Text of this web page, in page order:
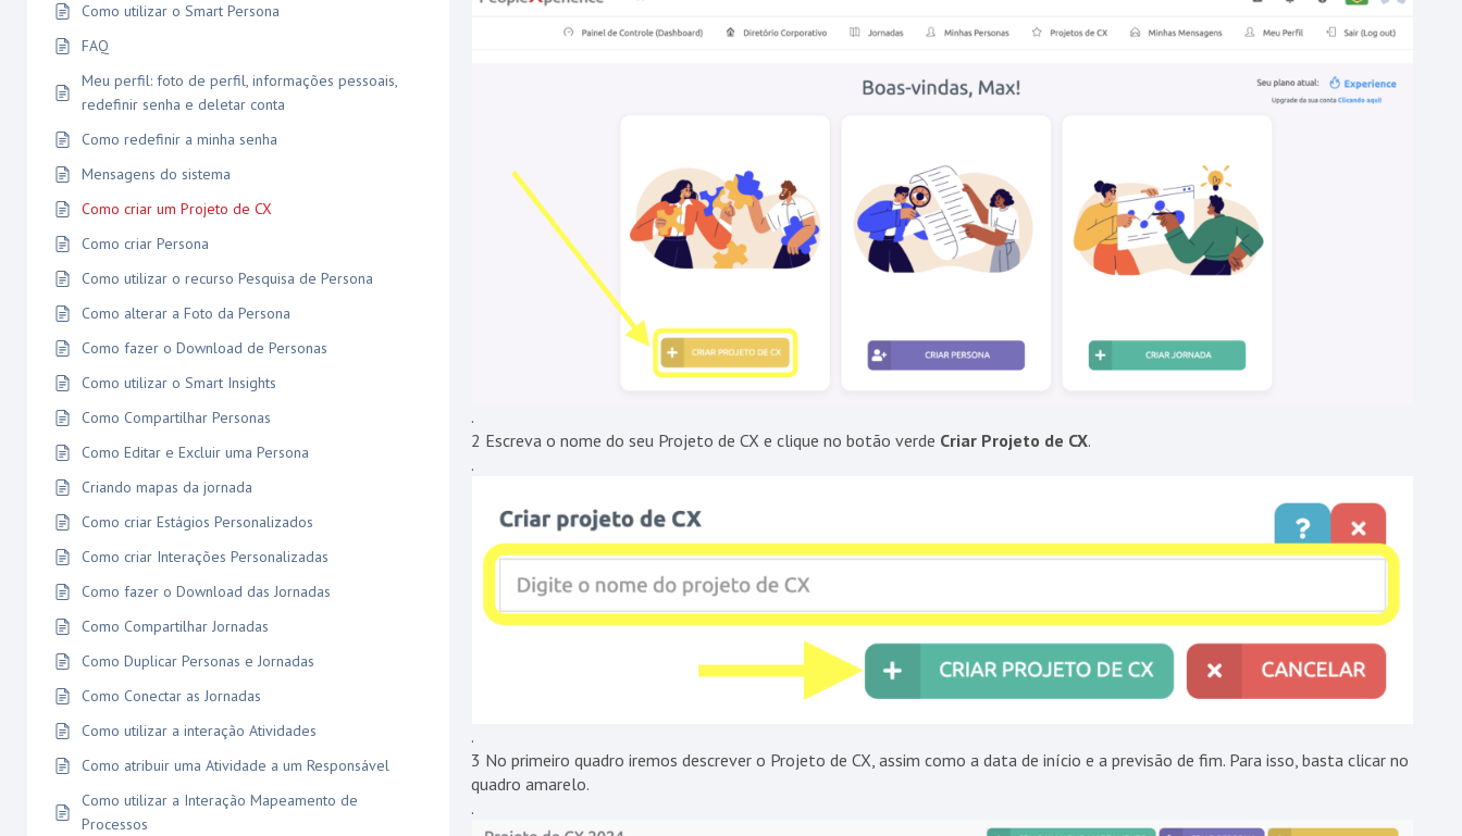
Como utilizar o Smart Persona
FAQ
Meu perfil: foto de perfil, informações pessoais,
redefinir senha e deletar conta
Como redefinir a minha senha
Mensagens do sistema
Como criar um Projeto de CX
Como criar Persona
Como utilizar o recurso Pesquisa de Persona
Como alterar a Foto da Persona
Como fazer o Download de Personas
Como utilizar o Smart Insights
Como Compartilhar Personas
Como Editar e Excluir uma Persona
Criando mapas da jornada
Como criar Estágios Personalizados
Como criar Interações Personalizadas
Como fazer o Download das Jornadas
Como Compartilhar Jornadas
Como Duplicar Personas e Jornadas
Como Conectar as Jornadas
Como utilizar a interação Atividades
Como atribuir uma Atividade a um Responsável
Como utilizar a Interação Mapeamento de
Processos
.
2 Escreva o nome do seu Projeto de CX e clique no botão verde Criar Projeto de CX.
.
.
3 No primeiro quadro iremos descrever o Projeto de CX, assim como a data de início e a previsão de fim. Para isso, basta clicar no
quadro amarelo.
.